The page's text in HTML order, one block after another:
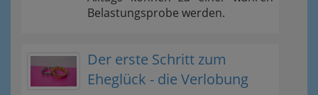
Belastungsprobe werden.
Der erste Schritt zum
Eheglück - die Verlobung